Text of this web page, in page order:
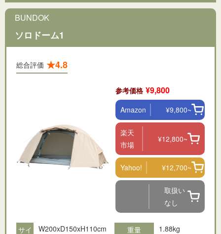
BUNDOK
ソロドーム1
総合評価 ★4.8
参考価格 ¥9,800
Amazon ¥9,800~
楽天
市場
¥12,800~
Yahoo! ¥12,700~
取扱い
なし
サイ
W200xD150xH110cm 重量 1.88kg